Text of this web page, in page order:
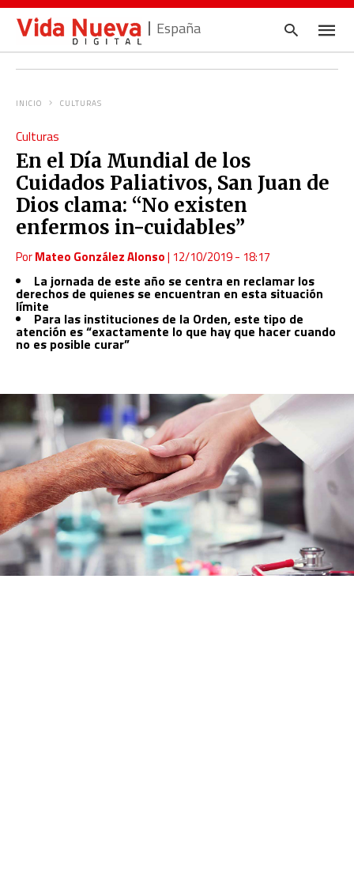
España
pulsa
en
INICIO CULTURAS
Culturas
En el Día Mundial de los
Cuidados Paliativos, San Juan de
Dios clama: “No existen
enfermos in-cuidables”
PorMateo González Alonso| 12/10/2019 - 18:17
La jornada de este año se centra en reclamar los
derechos de quienes se encuentran en esta situación
límite
Para las instituciones de la Orden, este tipo de
atención es “exactamente lo que hay que hacer cuando
no es posible curar”